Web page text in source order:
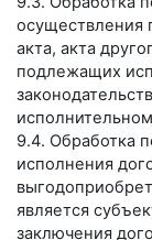
осуществления
акта, акта
подлежащих
9.4. Обработка
исполнения
является
заключения